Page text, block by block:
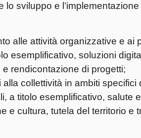
sviluppo e
alle attività organizzative e ai
esemplificativo, soluzioni
rendicontazione di progetti;
collettività in ambiti
a titolo esemplificativo, salute
e cultura, tutela del territorio e